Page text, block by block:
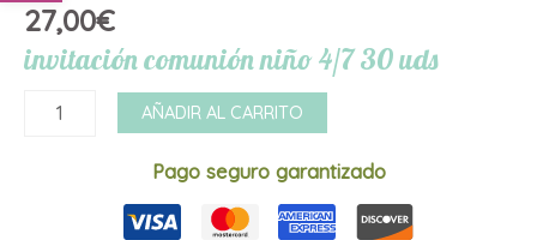
27,00€
invitación comunión niño 4/7 30 uds
invitación
AÑADIR AL CARRITO
Pago seguro garantizado